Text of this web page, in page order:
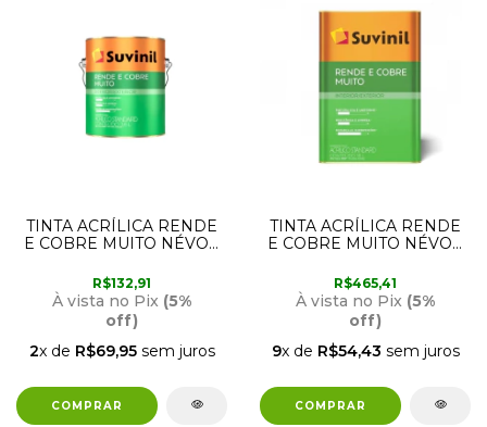
TINTA ACRÍLICA RENDE
E COBRE MUITO NÉVOA
SUVINIL
R$132,91
À vista no Pix (5%
off)
2x de R$69,95sem juros
TINTA ACRÍLICA RENDE
E COBRE MUITO NÉVOA
SUVINIL
R$465,41
À vista no Pix (5%
off)
9x de R$54,43 sem juros